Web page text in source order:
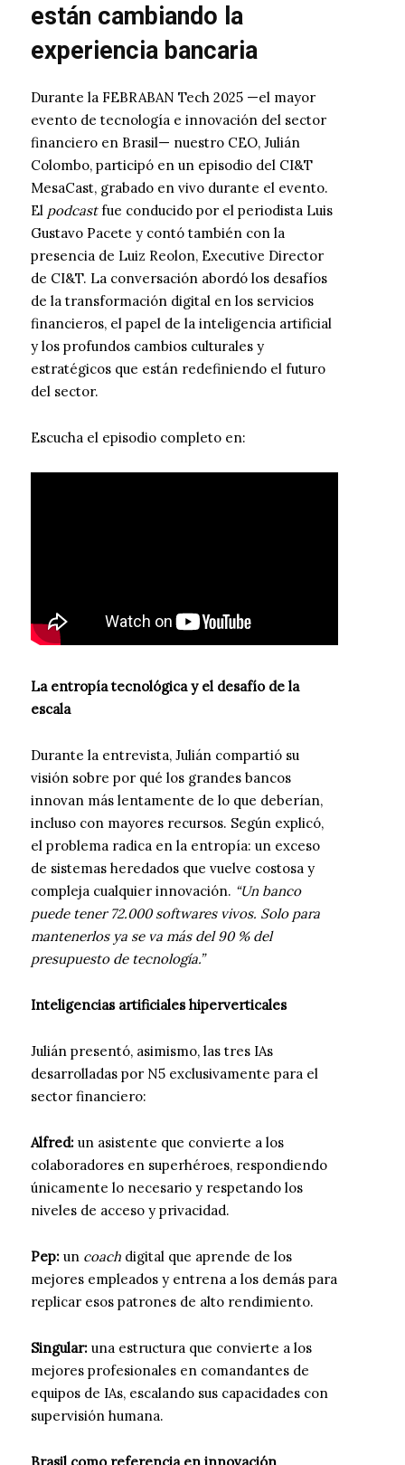
están cambiando la
experiencia bancaria
Durante la FEBRABAN Tech 2025 —el mayor
evento de tecnología e innovación del sector
financiero en Brasil— nuestro CEO, Julián
Colombo, participó en un episodio del CI&T
MesaCast, grabado en vivo durante el evento.
El podcastfue conducido por el periodista Luis
Gustavo Pacete y contó también con la
presencia de Luiz Reolon, Executive Director
de CI&T. La conversación abordó los desafíos
de la transformación digital en los servicios
financieros, el papel de la inteligencia artificial
y los profundos cambios culturales y
estratégicos que están redefiniendo el futuro
del sector.
Escucha el episodio completo en:
La entropía tecnológica y el desafío de la
escala
Durante la entrevista, Julián compartió su
visión sobre por qué los grandes bancos
innovan más lentamente de lo que deberían,
incluso con mayores recursos. Según explicó,
el problema radica en la entropía: un exceso
de sistemas heredados que vuelve costosa y
compleja cualquier innovación. “Un banco
puede tener 72.000 softwares vivos. Solo para
mantenerlos ya se va más del 90 % del
presupuesto de tecnología.”
Inteligencias artificiales hiperverticales
Julián presentó, asimismo, las tres IAs
desarrolladas por N5 exclusivamente para el
sector financiero:
Alfred: un asistente que convierte a los
colaboradores en superhéroes, respondiendo
únicamente lo necesario y respetando los
niveles de acceso y privacidad.
Pep: un coach digital que aprende de los
mejores empleados y entrena a los demás para
replicar esos patrones de alto rendimiento.
Singular: una estructura que convierte a los
mejores profesionales en comandantes de
equipos de IAs, escalando sus capacidades con
supervisión humana.